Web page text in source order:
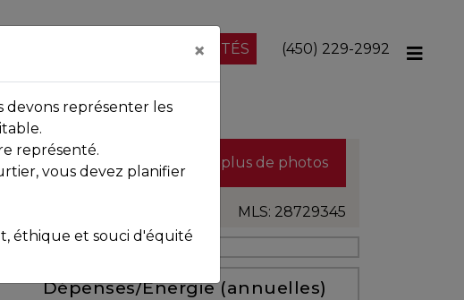
NOS PROPRIÉTÉS (450) 229-2992
Voir plus de photos
MLS: 28729345
Dépenses/Énergie (annuelles)
×
devons représenter les
représenté.
vous devez planifier
éthique et souci d'équité